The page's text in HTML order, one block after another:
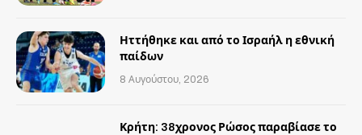
Ηττήθηκε και από το Ισραήλ η εθνική
παίδων
8 Αυγούστου, 2026
Κρήτη: 38χρονος Ρώσος παραβίασε το